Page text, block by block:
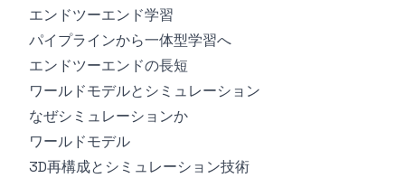
エンドツーエンド学習
パイプラインから一体型学習へ
エンドツーエンドの長短
ワールドモデルとシミュレーション
なぜシミュレーションか
ワールドモデル
3D再構成とシミュレーション技術